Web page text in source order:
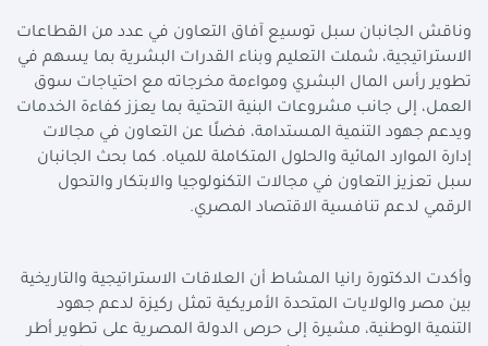
وناقش الجانبان سبل توسيع آفاق التعاون في عدد من القطاعات
الاستراتيجية، شملت التعليم وبناء القدرات البشرية بما يسهم في
تطوير رأس المال البشري ومواءمة مخرجاته مع احتياجات سوق
العمل، إلى جانب مشروعات البنية التحتية بما يعزز كفاءة الخدمات
ويدعم جهود التنمية المستدامة، فضلًا عن التعاون في مجالات
إدارة الموارد المائية والحلول المتكاملة للمياه. كما بحث الجانبان
سبل تعزيز التعاون في مجالات التكنولوجيا والابتكار والتحول
الرقمي لدعم تنافسية الاقتصاد المصري.
وأكدت الدكتورة رانيا المشاط أن العلاقات الاستراتيجية والتاريخية
بين مصر والولايات المتحدة الأمريكية تمثل ركيزة لدعم جهود
التنمية الوطنية، مشيرة إلى حرص الدولة المصرية على تطوير أطر